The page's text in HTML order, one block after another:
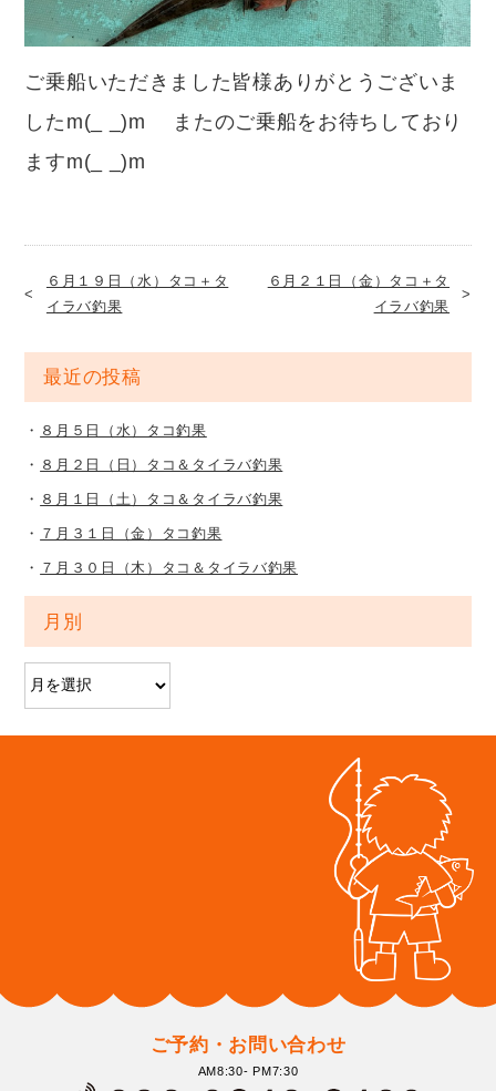
ご乗船いただきました皆様ありがとうございま
したm(_ _)m またのご乗船をお待ちしており
ますm(_ _)m
６月１９日（水）タコ＋タ
イラバ釣果
６月２１日（金）タコ＋タ
イラバ釣果
最近の投稿
８月５日（水）タコ釣果
８月２日（日）タコ＆タイラバ釣果
８月１日（土）タコ＆タイラバ釣果
７月３１日（金）タコ釣果
７月３０日（木）タコ＆タイラバ釣果
月別
ご予約・お問い合わせ
AM8:30- PM7:30